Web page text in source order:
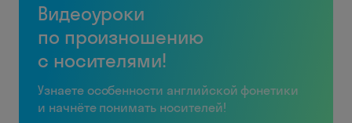
Видеоуроки
по произношению
с носителями!
Узнаете особенности английской фонетики
и начнёте понимать носителей!